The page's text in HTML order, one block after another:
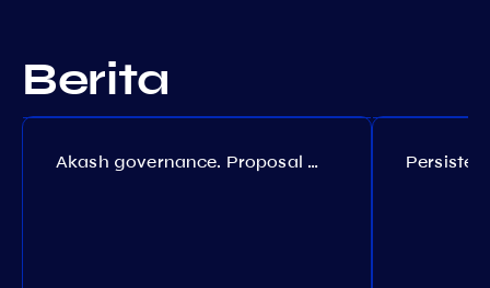
Berita
Akash governance. Proposal №308